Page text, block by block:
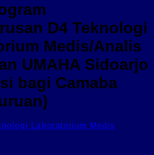
D4 Teknologi
Medis/Analis
UMAHA Sidoarjo
bagi Camaba
Laboratorium Medis